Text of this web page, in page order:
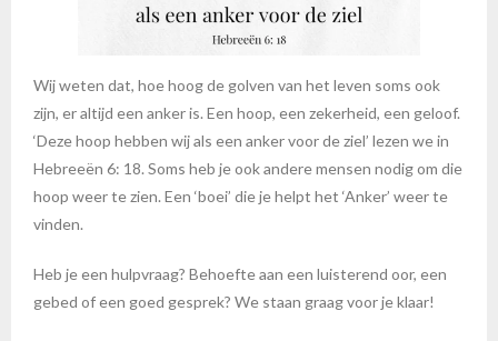
Wij weten dat, hoe hoog de golven van het leven soms ook
zijn, er altijd een anker is. Een hoop, een zekerheid, een geloof.
‘Deze hoop hebben wij als een anker voor de ziel’ lezen we in
Hebreeën 6: 18. Soms heb je ook andere mensen nodig om die
hoop weer te zien. Een ‘boei’ die je helpt het ‘Anker’ weer te
vinden.
Heb je een hulpvraag? Behoefte aan een luisterend oor, een
gebed of een goed gesprek? We staan graag voor je klaar!